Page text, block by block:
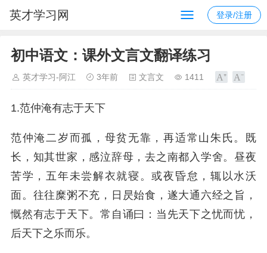
英才学习网 登录/注册
初中语文：课外文言文翻译练习
英才学习-阿江 3年前 文言文 1411
1.范仲淹有志于天下
范仲淹二岁而孤，母贫无靠，再适常山朱氏。既
长，知其世家，感泣辞母，去之南都入学舍。昼夜
苦学，五年未尝解衣就寝。或夜昏怠，辄以水沃
面。往往糜粥不充，日昃始食，遂大通六经之旨，
慨然有志于天下。常自诵曰：当先天下之忧而忧，
后天下之乐而乐。